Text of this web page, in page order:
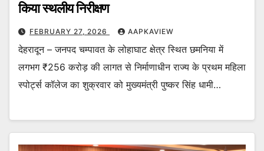
किया स्थलीय निरीक्षण
FEBRUARY 27, 2026 AAPKAVIEW
देहरादून – जनपद चम्पावत के लोहाघाट क्षेत्र स्थित छमनिया में
लगभग ₹256 करोड़ की लागत से निर्माणाधीन राज्य के प्रथम महिला
स्पोर्ट्स कॉलेज का शुक्रवार को मुख्यमंत्री पुष्कर सिंह धामी…